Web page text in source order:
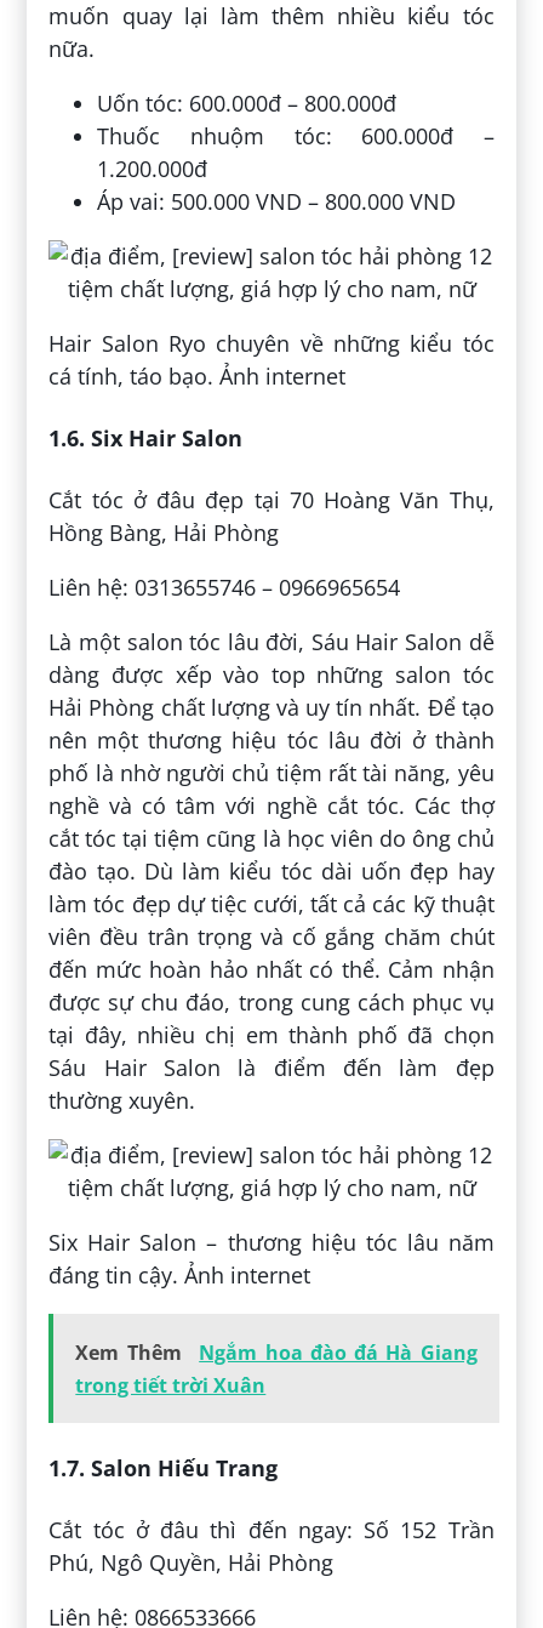
muốn quay lại làm thêm nhiều kiểu tóc
nữa.
Uốn tóc: 600.000đ – 800.000đ
Thuốc nhuộm tóc: 600.000đ –
1.200.000đ
Áp vai: 500.000 VND – 800.000 VND
Hair Salon Ryo chuyên về những kiểu tóc
cá tính, táo bạo. Ảnh internet
1.6. Six Hair Salon
Cắt tóc ở đâu đẹp tại 70 Hoàng Văn Thụ,
Hồng Bàng, Hải Phòng
Liên hệ: 0313655746 – 0966965654
Là một salon tóc lâu đời, Sáu Hair Salon dễ
dàng được xếp vào top những salon tóc
Hải Phòng chất lượng và uy tín nhất. Để tạo
nên một thương hiệu tóc lâu đời ở thành
phố là nhờ người chủ tiệm rất tài năng, yêu
nghề và có tâm với nghề cắt tóc. Các thợ
cắt tóc tại tiệm cũng là học viên do ông chủ
đào tạo. Dù làm kiểu tóc dài uốn đẹp hay
làm tóc đẹp dự tiệc cưới, tất cả các kỹ thuật
viên đều trân trọng và cố gắng chăm chút
đến mức hoàn hảo nhất có thể. Cảm nhận
được sự chu đáo, trong cung cách phục vụ
tại đây, nhiều chị em thành phố đã chọn
Sáu Hair Salon là điểm đến làm đẹp
thường xuyên.
Six Hair Salon – thương hiệu tóc lâu năm
đáng tin cậy. Ảnh internet
Xem Thêm
Ngắm hoa đào đá Hà Giang
trong tiết trời Xuân
1.7. Salon Hiếu Trang
Cắt tóc ở đâu thì đến ngay: Số 152 Trần
Phú, Ngô Quyền, Hải Phòng
Liên hệ: 0866533666